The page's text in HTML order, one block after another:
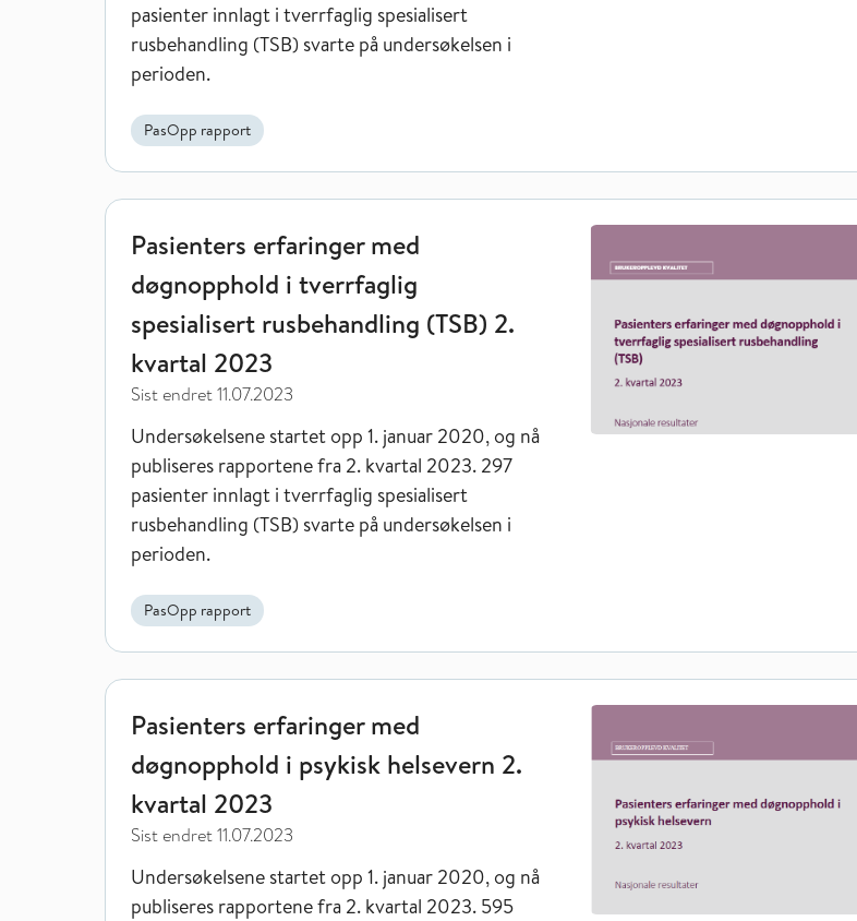
pasienter innlagt i tverrfaglig spesialisert
rusbehandling (TSB) svarte på undersøkelsen i
perioden.
PasOpp rapport
Pasienters erfaringer med døgnopphold i tverrfaglig spesialisert rusbehandling (TSB) 2. kvartal 2023
Pasienters erfaringer med
døgnopphold i tverrfaglig
spesialisert rusbehandling (TSB) 2.
kvartal 2023
Sist endret11.07.2023
Undersøkelsene startet opp 1. januar 2020, og nå
publiseres rapportene fra 2. kvartal 2023. 297
pasienter innlagt i tverrfaglig spesialisert
rusbehandling (TSB) svarte på undersøkelsen i
perioden.
PasOpp rapport
Pasienters erfaringer med døgnopphold i psykisk helsevern 2. kvartal 2023
Pasienters erfaringer med
døgnopphold i psykisk helsevern 2.
kvartal 2023
Sist endret11.07.2023
Undersøkelsene startet opp 1. januar 2020, og nå
publiseres rapportene fra 2. kvartal 2023. 595